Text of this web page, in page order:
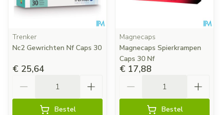
Trenker
Nc2 Gewrichten Nf Caps 30
€ 25,64
Bestel
Magnecaps
Magnecaps Spierkrampen
Caps 30 Nf
€ 17,88
Bestel